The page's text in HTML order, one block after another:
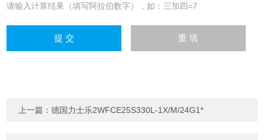
请输入计算结果（填写阿拉伯数字），如：三加四=7
上一篇：德国力士乐2WFCE25S330L-1X/M/24G1*